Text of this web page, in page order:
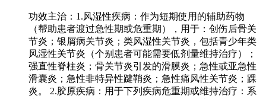
功效主治：1.风湿性疾病：作为短期使用的辅助药物
（帮助患者渡过急性期或危重期），用于：创伤后骨关
节炎；银屑病关节炎；类风湿性关节炎，包括青少年类
风湿性关节炎（个别患者可能需要低剂量维持治疗）；
强直性脊柱炎；骨关节炎引发的滑膜炎；急性或亚急性
滑囊炎；急性非特异性踺鞘炎；急性痛风性关节炎；踝
炎。 2.胶原疾病：用于下列疾病危重期或维持治疗：系